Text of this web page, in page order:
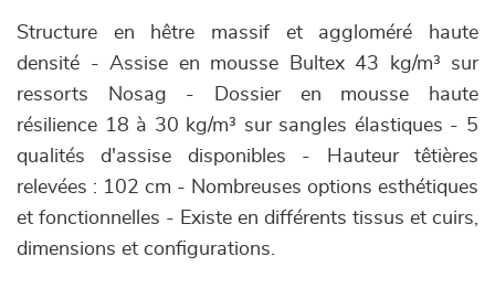
Structure en hêtre massif et aggloméré haute
densité - Assise en mousse Bultex 43 kg/m³ sur
ressorts Nosag - Dossier en mousse haute
résilience 18 à 30 kg/m³ sur sangles élastiques - 5
qualités d'assise disponibles - Hauteur têtières
relevées : 102 cm - Nombreuses options esthétiques
et fonctionnelles - Existe en différents tissus et cuirs,
dimensions et configurations.